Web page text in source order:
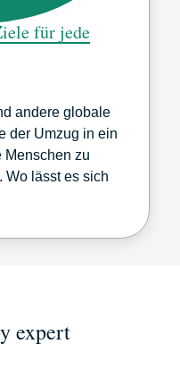
für jede
andere globale
der Umzug in ein
Menschen zu
Wo lässt es sich
expert